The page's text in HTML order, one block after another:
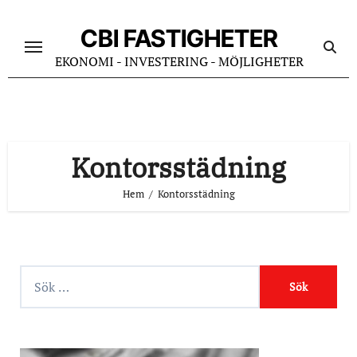
innehåll
CBI FASTIGHETER
EKONOMI - INVESTERING - MÖJLIGHETER
Kontorsstädning
Hem Kontorsstädning